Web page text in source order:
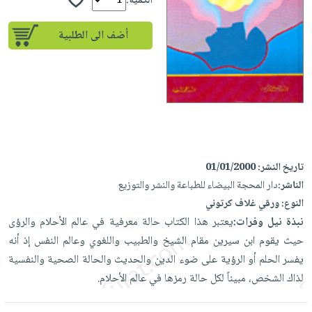
Ai
إختيارات
كتب
أكاديمية
صندوق
حدود
أسئلة
يتكرر
طرحها
Android
تحميل
iKitab
على
Apple
أسئلة
يتكرر
طرحها
تحميل
masmu3
على
masmu3
على
Apple
المواضيع
الأكثر
مبيعاً
وسائل
تعليمية
جوائز
تعليمية
الصحة
والعناية
الشخصية
جديد
أجهزة
العناية
الشخصية
العناية
وتصفيف
الشعر
العناية
بالجسم
المطبخ
والسفرة
الكل
أواني
الطهي
متجر
الهدايا
أقسام
أضف الى الطلبية
تاريخ النشر:01/01/2000
الناشر:دار المحجة البيضاء للطباعة والنشر والتوزيع
النوع:ورقي غلاف كرتوني
نبذة نيل وفرات:يعتبر هذا الكتاب حالة معرفية في عالم الأحلام والرؤى
حيث يقوم ابن سيرين مقام الشيخ والطبيب واللغوي وعالم النفس إذ أنه
يفسر الحلم أو الرؤية على ضوء الدين والحديث والحالة الصحية والنفسية
لذاك الشخص، مبيناً لكل حالة رمزها في عالم الأحلام.